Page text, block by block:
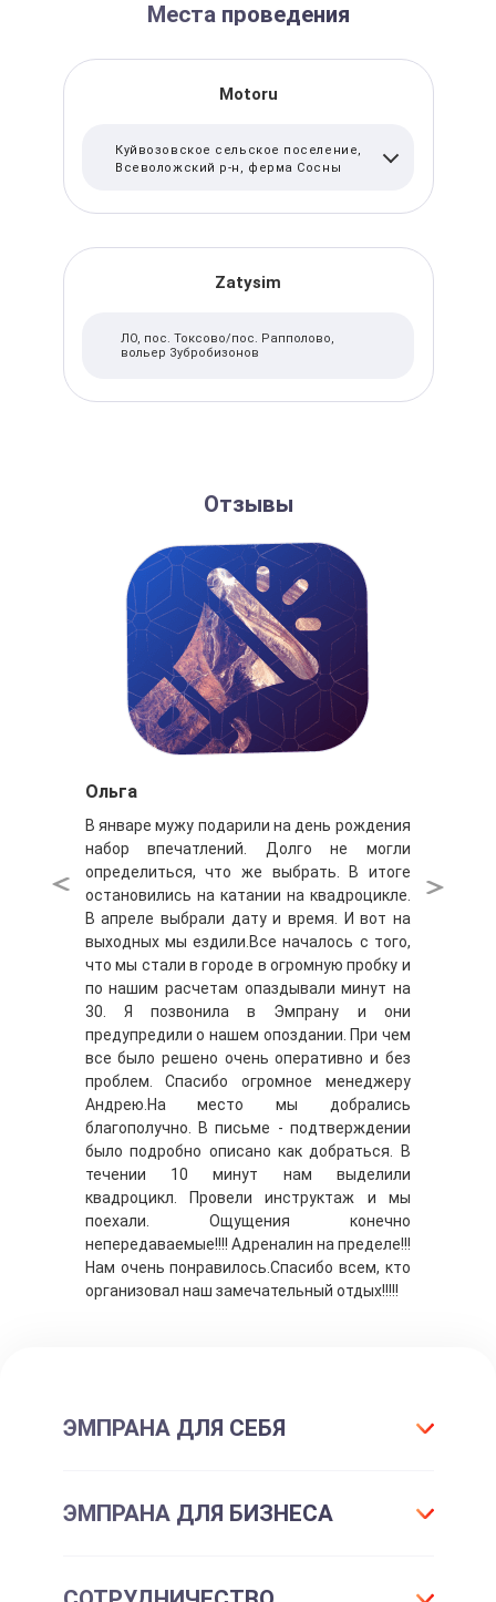
Места проведения
Motoru
Куйвозовское сельское поселение,
Всеволожский р-н, ферма Сосны
Zatysim
ЛО, пос. Токсово/пос. Рапполово,
вольер Зубробизонов
Отзывы
Ольга
В январе мужу подарили на день рождения
набор впечатлений. Долго не могли
определиться, что же выбрать. В итоге
остановились на катании на квадроцикле.
В апреле выбрали дату и время. И вот на
выходных мы ездили.Все началось с того,
что мы стали в городе в огромную пробку и
по нашим расчетам опаздывали минут на
30. Я позвонила в Эмпрану и они
предупредили о нашем опоздании. При чем
все было решено очень оперативно и без
проблем. Спасибо огромное менеджеру
Андрею.На место мы добрались
благополучно. В письме - подтверждении
было подробно описано как добраться. В
течении 10 минут нам выделили
квадроцикл. Провели инструктаж и мы
поехали. Ощущения конечно
непередаваемые!!!! Адреналин на пределе!!!
Нам очень понравилось.Спасибо всем, кто
организовал наш замечательный отдых!!!!!
ЭМПРАНА ДЛЯ СЕБЯ
Все впечатления
Подарочные сертификаты
ЭМПРАНА ДЛЯ БИЗНЕСА